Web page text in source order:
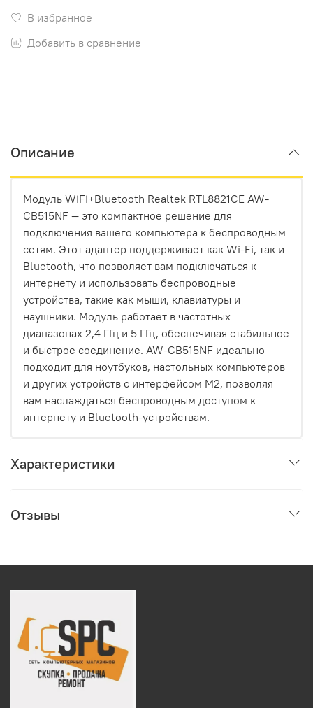
В избранное
Добавить в сравнение
Описание
Модуль WiFi+Bluetooth Realtek RTL8821CE AW-
CB515NF — это компактное решение для
подключения вашего компьютера к беспроводным
сетям. Этот адаптер поддерживает как Wi-Fi, так и
Bluetooth, что позволяет вам подключаться к
интернету и использовать беспроводные
устройства, такие как мыши, клавиатуры и
наушники. Модуль работает в частотных
диапазонах 2,4 ГГц и 5 ГГц, обеспечивая стабильное
и быстрое соединение. AW-CB515NF идеально
подходит для ноутбуков, настольных компьютеров
и других устройств с интерфейсом M2, позволяя
вам наслаждаться беспроводным доступом к
интернету и Bluetooth-устройствам.
Характеристики
Отзывы